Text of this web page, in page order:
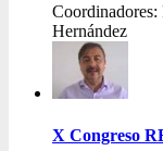
Hernández
X Congreso